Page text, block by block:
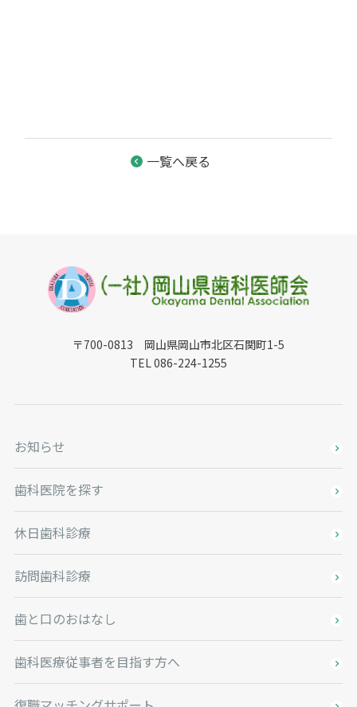
一覧へ戻る
〒700-0813 岡山県岡山市北区石関町1-5
TEL 086-224-1255
お知らせ
歯科医院を探す
休日歯科診療
訪問歯科診療
歯と口のおはなし
歯科医療従事者を目指す方へ